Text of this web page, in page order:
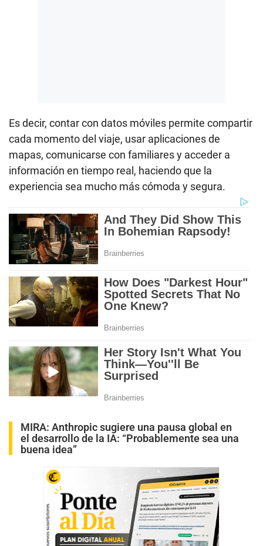
Es decir, contar con datos móviles permite compartir
cada momento del viaje, usar aplicaciones de
mapas, comunicarse con familiares y acceder a
información en tiempo real, haciendo que la
experiencia sea mucho más cómoda y segura.
MIRA: Anthropic sugiere una pausa global en
el desarrollo de la IA: “Probablemente sea una
buena idea”